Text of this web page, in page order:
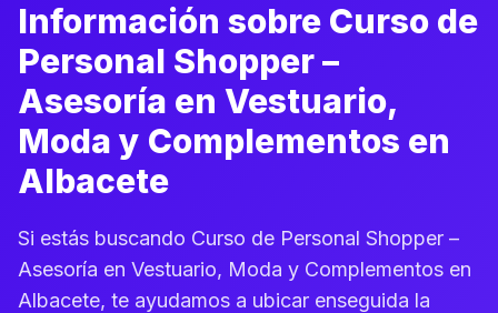
Información sobre Curso de
Personal Shopper –
Asesoría en Vestuario,
Moda y Complementos en
Albacete
Si estás buscando Curso de Personal Shopper –
Asesoría en Vestuario, Moda y Complementos en
Albacete, te ayudamos a ubicar enseguida la